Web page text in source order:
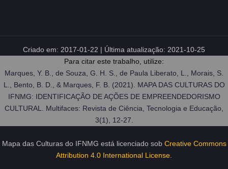
Criado em: 2017-01-22 | Última atualização: 2021-10-25
Para citar este trabalho, utilize:
Marques, Y. B., de Souza, G. H. S., de Paula Liberato, L., Morais, S.
L., Bento, B. D., & Marques, F. B. (2021). MAPA DAS CULTURAS DO
IFNMG: IDENTIFICAÇÃO DE AÇÕES DE EMPREENDEDORISMO
CULTURAL. Multifaces: Revista de Ciência, Tecnologia e Educação,
3(1), 12-27.
Mapa das Culturas do IFNMG está licenciado sob Creative Commons
Attribution 4.0 International License